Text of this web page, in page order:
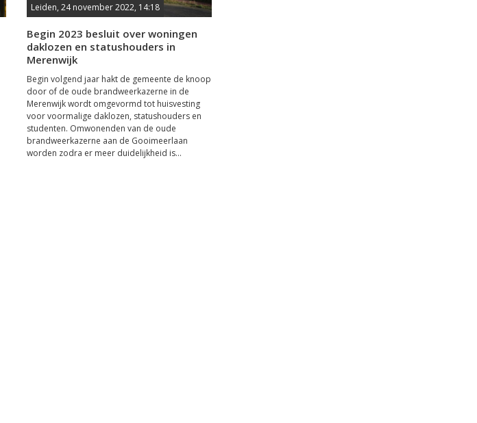
Leiden, 24 november 2022, 14:18
Begin 2023 besluit over woningen
daklozen en statushouders in
Merenwijk
Begin volgend jaar hakt de gemeente de knoop
door of de oude brandweerkazerne in de
Merenwijk wordt omgevormd tot huisvesting
voor voormalige daklozen, statushouders en
studenten. Omwonenden van de oude
brandweerkazerne aan de Gooimeerlaan
worden zodra er meer duidelijkheid is...